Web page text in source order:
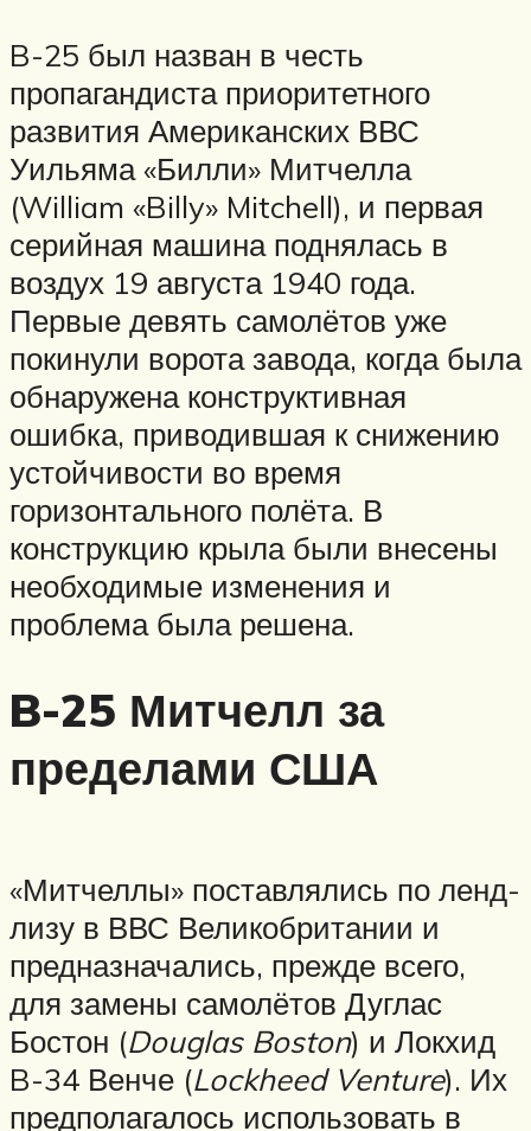
B-25 был назван в честь
пропагандиста приоритетного
развития Американских ВВС
Уильяма «Билли» Митчелла
(William «Billy» Mitchell), и первая
серийная машина поднялась в
воздух 19 августа 1940 года.
Первые девять самолётов уже
покинули ворота завода, когда была
обнаружена конструктивная
ошибка, приводившая к снижению
устойчивости во время
горизонтального полёта. В
конструкцию крыла были внесены
необходимые изменения и
проблема была решена.
B-25 Митчелл за
пределами США
«Митчеллы» поставлялись по ленд-
лизу в ВВС Великобритании и
предназначались, прежде всего,
для замены самолётов Дуглас
Бостон (Douglas Boston) и Локхид
B-34 Венче (Lockheed Venture). Их
предполагалось использовать в